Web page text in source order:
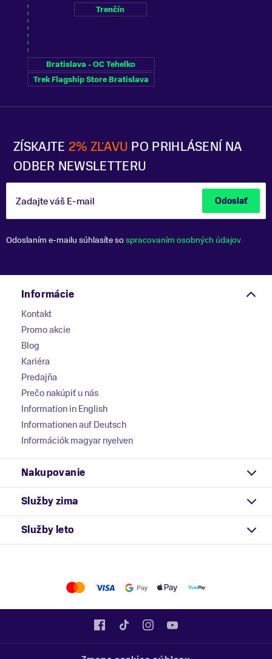
ZÍSKAJTE 2% ZĽAVU PO PRIHLÁSENÍ NA
ODBER NEWSLETTERU
Zadajte váš E-mail Odoslať
Odoslaním e-mailu súhlasíte sospracovaním osobných údajov
Bratislava - OC Tehelko
Trek Flagship Store Bratislava
Trenčín
Informácie
Kontakt
Promo akcie
Blog
Kariéra
Predajňa
Prečo nakúpiť u nás
Information in English
Informationen auf Deutsch
Információk magyar nyelven
Nakupovanie
Služby zima
Služby leto